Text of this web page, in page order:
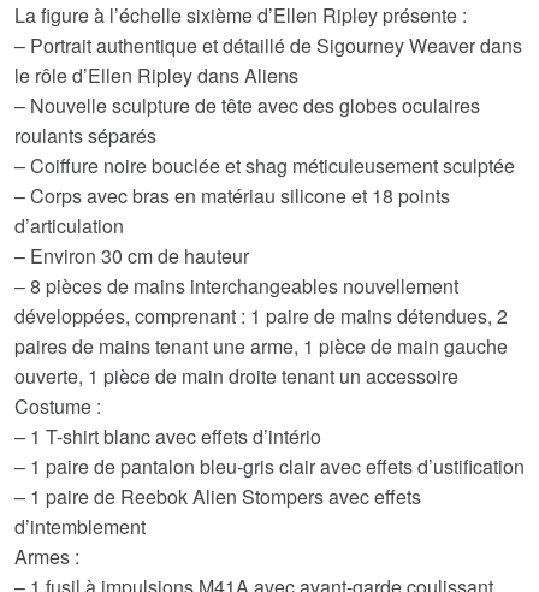
La figure à l’échelle sixième d’Ellen Ripley présente :
– Portrait authentique et détaillé de Sigourney Weaver dans
le rôle d’Ellen Ripley dans Aliens
– Nouvelle sculpture de tête avec des globes oculaires
roulants séparés
– Coiffure noire bouclée et shag méticuleusement sculptée
– Corps avec bras en matériau silicone et 18 points
d’articulation
– Environ 30 cm de hauteur
– 8 pièces de mains interchangeables nouvellement
développées, comprenant : 1 paire de mains détendues, 2
paires de mains tenant une arme, 1 pièce de main gauche
ouverte, 1 pièce de main droite tenant un accessoire
Costume :
– 1 T-shirt blanc avec effets d’intério
– 1 paire de pantalon bleu-gris clair avec effets d’ustification
– 1 paire de Reebok Alien Stompers avec effets
d’intemblement
Armes :